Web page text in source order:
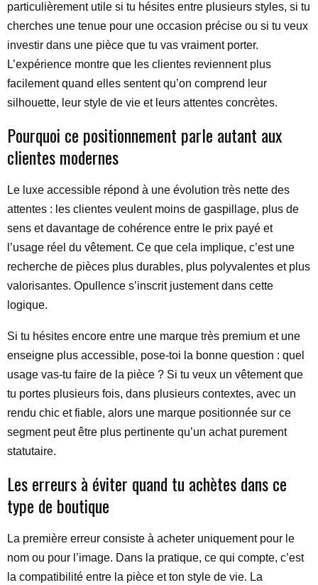
particulièrement utile si tu hésites entre plusieurs styles, si tu
cherches une tenue pour une occasion précise ou si tu veux
investir dans une pièce que tu vas vraiment porter.
L’expérience montre que les clientes reviennent plus
facilement quand elles sentent qu’on comprend leur
silhouette, leur style de vie et leurs attentes concrètes.
Pourquoi ce positionnement parle autant aux
clientes modernes
Le luxe accessible répond à une évolution très nette des
attentes : les clientes veulent moins de gaspillage, plus de
sens et davantage de cohérence entre le prix payé et
l’usage réel du vêtement. Ce que cela implique, c’est une
recherche de pièces plus durables, plus polyvalentes et plus
valorisantes. Opullence s’inscrit justement dans cette
logique.
Si tu hésites encore entre une marque très premium et une
enseigne plus accessible, pose-toi la bonne question : quel
usage vas-tu faire de la pièce ? Si tu veux un vêtement que
tu portes plusieurs fois, dans plusieurs contextes, avec un
rendu chic et fiable, alors une marque positionnée sur ce
segment peut être plus pertinente qu’un achat purement
statutaire.
Les erreurs à éviter quand tu achètes dans ce
type de boutique
La première erreur consiste à acheter uniquement pour le
nom ou pour l’image. Dans la pratique, ce qui compte, c’est
la compatibilité entre la pièce et ton style de vie. La